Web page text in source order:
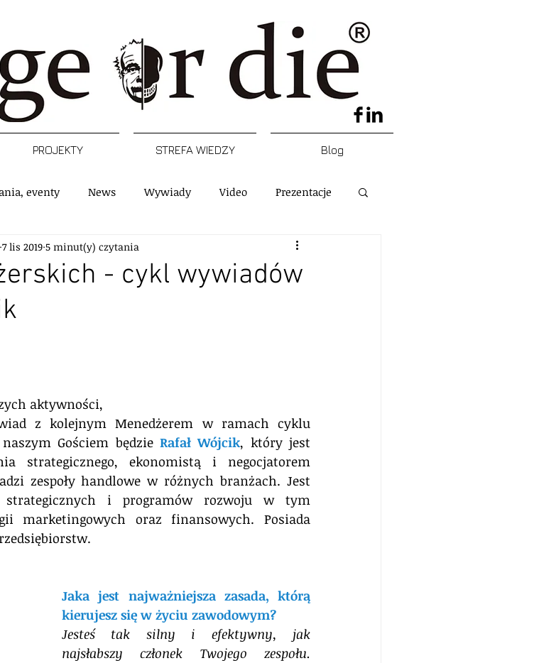
PROJEKTY STREFA WIEDZY Blog
eventy News Wywiady Video Prezentacje
Inspiracje Raporty, badania
Managerski Krwawy piątek
- cykl wywiadów
7 lis 2019 5 minut(y) czytania
aktywności,
Gościem będzie Rafał Wójcik, który jest
strategicznego, ekonomistą i negocjatorem
zespoły handlowe w różnych branżach. Jest
strategicznych i programów rozwoju w tym
marketingowych oraz finansowych. Posiada
Jaka jest najważniejsza zasada, którą
kierujesz się w życiu zawodowym?
Jesteś tak silny i efektywny, jak
najsłabszy członek Twojego zespołu.